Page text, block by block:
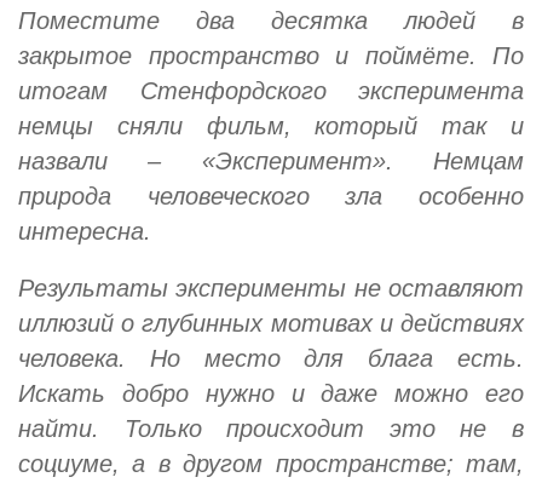
Поместите два десятка людей в
закрытое пространство и поймёте. По
итогам Стенфордского эксперимента
немцы сняли фильм, который так и
назвали – «Эксперимент». Немцам
природа человеческого зла особенно
интересна.
Результаты эксперименты не оставляют
иллюзий о глубинных мотивах и действиях
человека. Но место для блага есть.
Искать добро нужно и даже можно его
найти. Только происходит это не в
социуме, а в другом пространстве; там,